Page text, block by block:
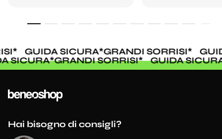
* GUIDA SICURA*GRANDI SORRISI*
SICURA*GRANDI SORRISI* GUIDA
Hai bisogno di consigli?